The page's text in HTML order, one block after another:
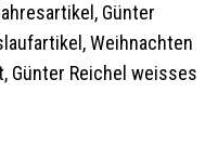
, Günter
,Weihnachten
, Günter Reichel weisses